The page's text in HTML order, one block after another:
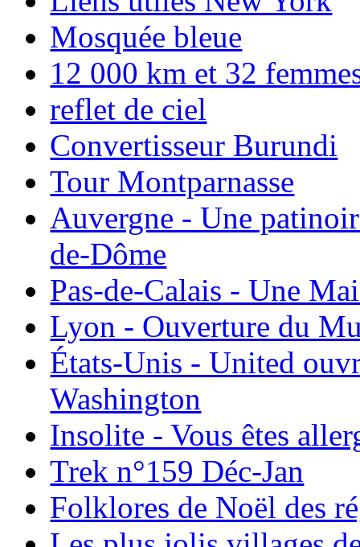
Mosquée bleue
12 000 km et 32
reflet de ciel
Convertisseur Burundi
Tour Montparnasse
Auvergne - Une
de-Dôme
Pas-de-Calais - Une
Lyon - Ouverture du
États-Unis - United
Washington
Insolite - Vous êtes
Trek n°159 Déc-Jan
Folklores de Noël des